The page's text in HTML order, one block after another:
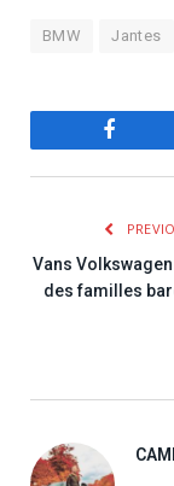
BMW Jantes
Vans
des familles